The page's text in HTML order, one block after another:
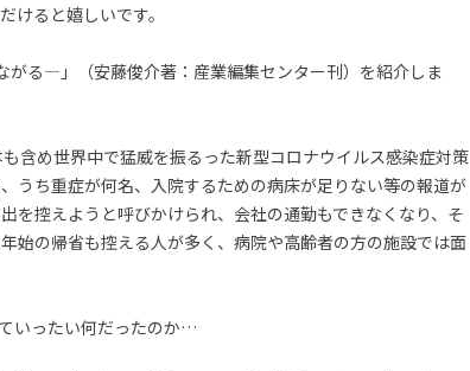
けると嬉しいです。
る—」（安藤俊介著：産業編集センター刊）を紹介しま
含め世界中で猛威を振るった新型コロナウイルス感染症対策
うち重症が何名、入院するための病床が足りない等の報道が
を控えようと呼びかけられ、会社の通勤もできなくなり、そ
始の帰省も控える人が多く、病院や高齢者の方の施設では面
いったい何だったのか…